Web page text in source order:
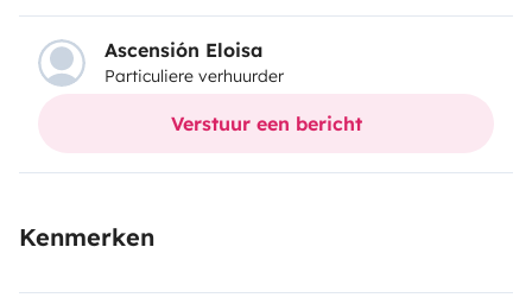
caliente cocina de cuatro fuegos con horno a gas,
Ducha y baño seco, dos claraboyas con ventilador
extractor. Una gran ventana en la zona de estar y otras
dos más pequeñas, en las puertas traseras sofá y los
de darles la vuelta y una gran cama Fija de 135 × 1 80.
Ascensión Eloisa
Particuliere verhuurder
Verstuur een bericht
Kenmerken